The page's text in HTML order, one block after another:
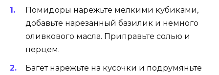
Помидоры нарежьте мелкими кубиками,
добавьте нарезанный базилик и немного
оливкового масла. Приправьте солью и
перцем.
Багет нарежьте на кусочки и подрумяньте